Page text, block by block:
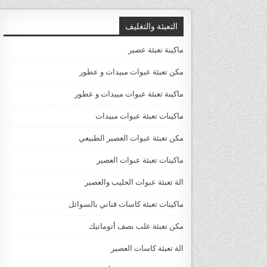
التعبئة والتغليف
ماكينة تعبئة عصير
مكن تعبئة عبوات مبيدات و عطور
ماكينة تعبئة عبوات مبيدات و عطور
ماكينات تعبئة عبوات مبيدات
مكن تعبئة عبوات العصير الطبيعي
ماكينات تعبئة عبوات العصير
الة تعبئة عبوات الحليب والعصير
ماكينات تعبئة كاسات قناني بالسوائل
مكن تعبئة علب نصف أتوماتيك
الة تعبئة كاسات العصير